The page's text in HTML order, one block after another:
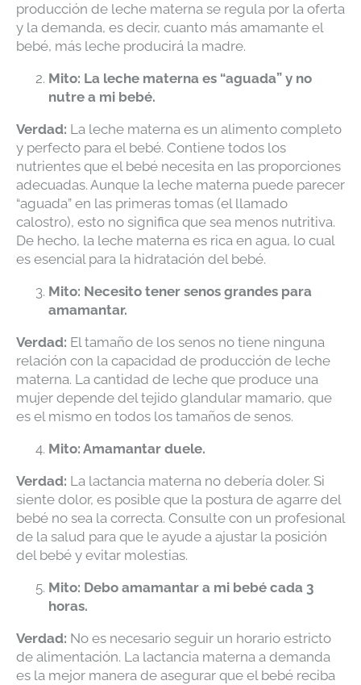
producción de leche materna se regula por la oferta
y la demanda, es decir, cuanto más amamante el
bebé, más leche producirá la madre.
Mito: La leche materna es “aguada” y no
nutre a mi bebé.
Verdad: La leche materna es un alimento completo
y perfecto para el bebé. Contiene todos los
nutrientes que el bebé necesita en las proporciones
adecuadas. Aunque la leche materna puede parecer
“aguada” en las primeras tomas (el llamado
calostro), esto no significa que sea menos nutritiva.
De hecho, la leche materna es rica en agua, lo cual
es esencial para la hidratación del bebé.
Mito: Necesito tener senos grandes para
amamantar.
Verdad: El tamaño de los senos no tiene ninguna
relación con la capacidad de producción de leche
materna. La cantidad de leche que produce una
mujer depende del tejido glandular mamario, que
es el mismo en todos los tamaños de senos.
Mito: Amamantar duele.
Verdad: La lactancia materna no debería doler. Si
siente dolor, es posible que la postura de agarre del
bebé no sea la correcta. Consulte con un profesional
de la salud para que le ayude a ajustar la posición
del bebé y evitar molestias.
Mito: Debo amamantar a mi bebé cada 3
horas.
Verdad: No es necesario seguir un horario estricto
de alimentación. La lactancia materna a demanda
es la mejor manera de asegurar que el bebé reciba